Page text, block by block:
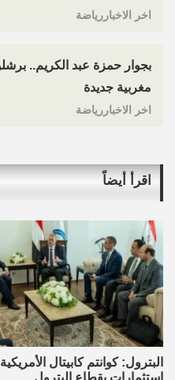
اخر الاخباررياضة
بجوار حمزة عبد الكريم..
مغربية جديدة
اخر الاخباررياضة
اقرأ أيضاً
البترول: كوانتم كابيتال
استثمارات بقطاع البترول